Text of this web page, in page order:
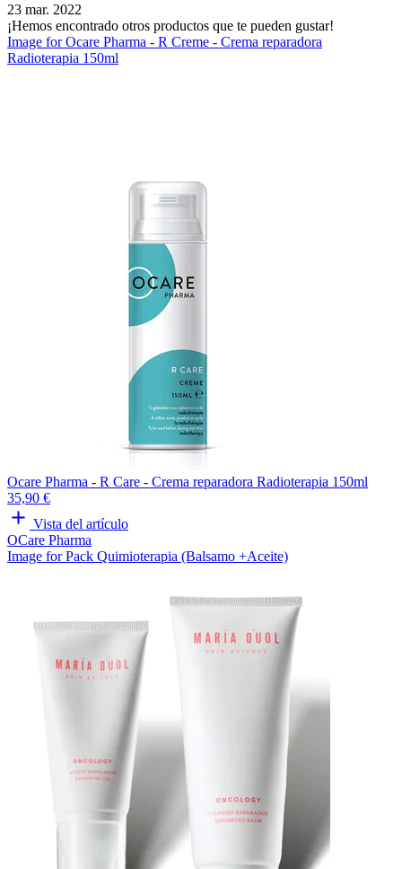
23 mar. 2022
¡Hemos encontrado otros productos que te pueden gustar!
Image for Ocare Pharma - R Creme - Crema reparadora
Radioterapia 150ml
Ocare Pharma - R Care - Crema reparadora Radioterapia 150ml
35,90 €
Vista del artículo
OCare Pharma
Image for Pack Quimioterapia (Balsamo +Aceite)